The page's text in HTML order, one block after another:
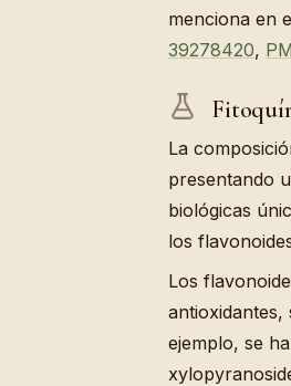
menciona en
39278420,
La
presentando
biológicas
los
Los
ejemplo, se